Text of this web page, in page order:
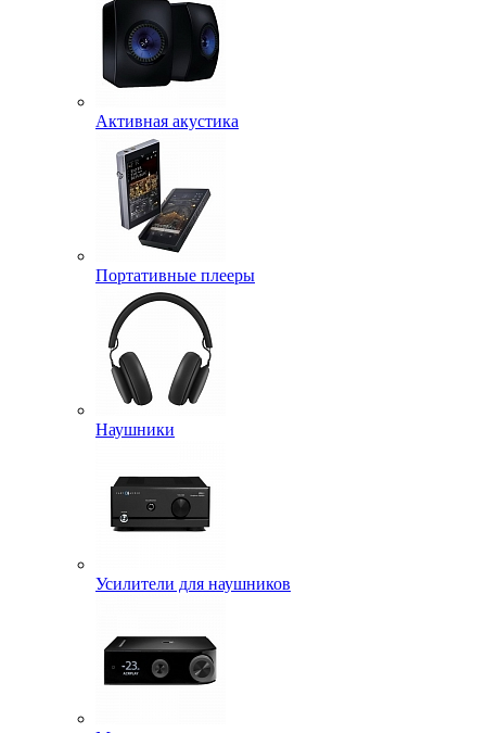
Активная акустика
Портативные плееры
Наушники
Усилители для наушников